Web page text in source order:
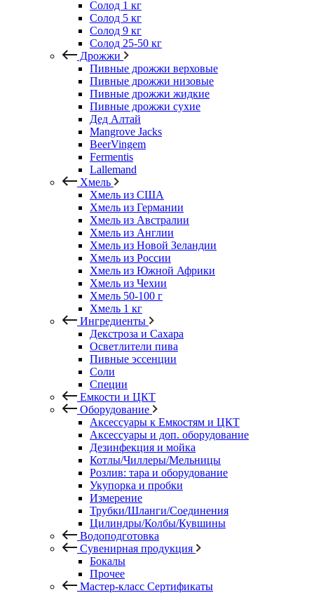
Солод 1 кг
Солод 5 кг
Солод 9 кг
Солод 25-50 кг
Дрожжи
Пивные дрожжи верховые
Пивные дрожжи низовые
Пивные дрожжи жидкие
Пивные дрожжи сухие
Дед Алтай
Mangrove Jacks
BeerVingem
Fermentis
Lallemand
Хмель
Хмель из США
Хмель из Германии
Хмель из Австралии
Хмель из Англии
Хмель из Новой Зеландии
Хмель из России
Хмель из Южной Африки
Хмель из Чехии
Хмель 50-100 г
Хмель 1 кг
Ингредиенты
Декстроза и Сахара
Осветлители пива
Пивные эссенции
Соли
Специи
Емкости и ЦКТ
Оборудование
Аксессуары к Емкостям и ЦКТ
Аксессуары и доп. оборудование
Дезинфекция и мойка
Котлы/Чиллеры/Мельницы
Розлив: тара и оборудование
Укупорка и пробки
Измерение
Трубки/Шланги/Соединения
Цилиндры/Колбы/Кувшины
Водоподготовка
Сувенирная продукция
Бокалы
Прочее
Мастер-класс Сертификаты